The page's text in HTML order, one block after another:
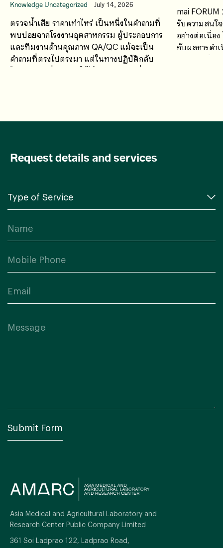
Knowledge Uncategorized July 14, 2026
ตรวจน้ำเสีย ราคาเท่าไหร่ เป็นหนึ่งในคำถามที่
พบบ่อยจากโรงงานอุตสาหกรรม ผู้ประกอบการ
และทีมงานด้านคุณภาพ QA/QC แม้จะเป็น
คำถามที่ตรงไปตรงมา แต่ในทางปฏิบัติกลับ
ไม่มีคำตอบที่สามารถใช้ได้กับทุกกรณี เนื่องจาก
mai
รับความสนใ
อย่างต่อเนื่อ
กับผลการดำ
ศักยภาพด้า
Request details and services
Asia Medical and Agricultural Laboratory and
Research Center Public Company Limited
361 Soi Ladprao 122, Ladprao Road,